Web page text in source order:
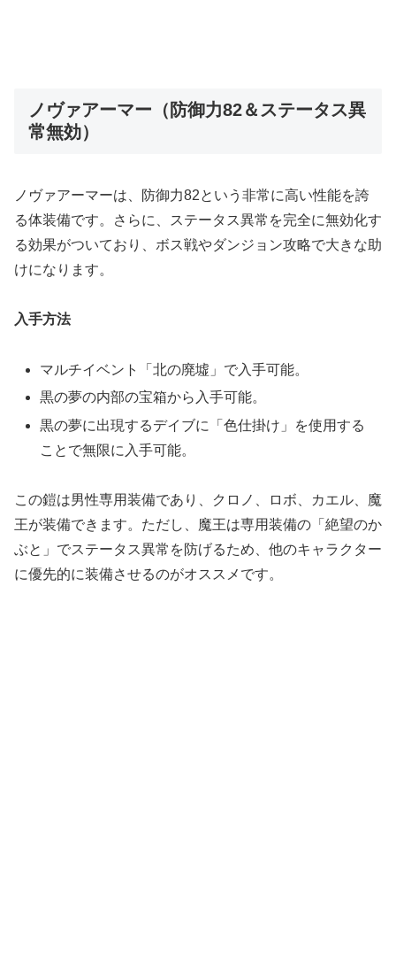
ノヴァアーマー（防御力82＆ステータス異
常無効）
ノヴァアーマーは、防御力82という非常に高い性能を誇
る体装備です。さらに、ステータス異常を完全に無効化す
る効果がついており、ボス戦やダンジョン攻略で大きな助
けになります。
入手方法
マルチイベント「北の廃墟」で入手可能。
黒の夢の内部の宝箱から入手可能。
黒の夢に出現するデイブに「色仕掛け」を使用する
ことで無限に入手可能。
この鎧は男性専用装備であり、クロノ、ロボ、カエル、魔
王が装備できます。ただし、魔王は専用装備の「絶望のか
ぶと」でステータス異常を防げるため、他のキャラクター
に優先的に装備させるのがオススメです。